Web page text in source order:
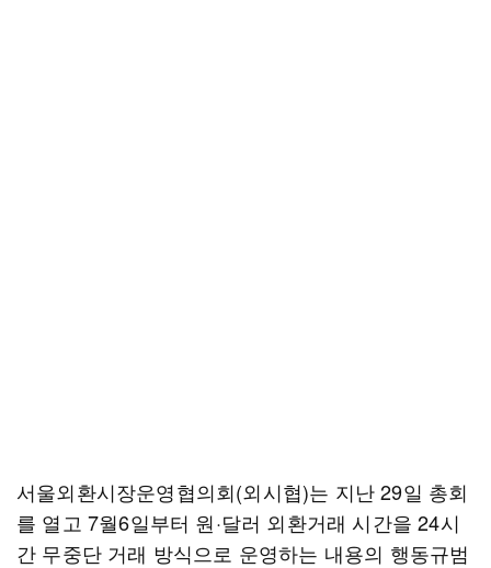
서울외환시장운영협의회(외시협)는 지난 29일 총회
를 열고 7월6일부터 원·달러 외환거래 시간을 24시
간 무중단 거래 방식으로 운영하는 내용의 행동규범